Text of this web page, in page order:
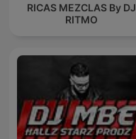
RICAS MEZCLAS By DJ
RITMO